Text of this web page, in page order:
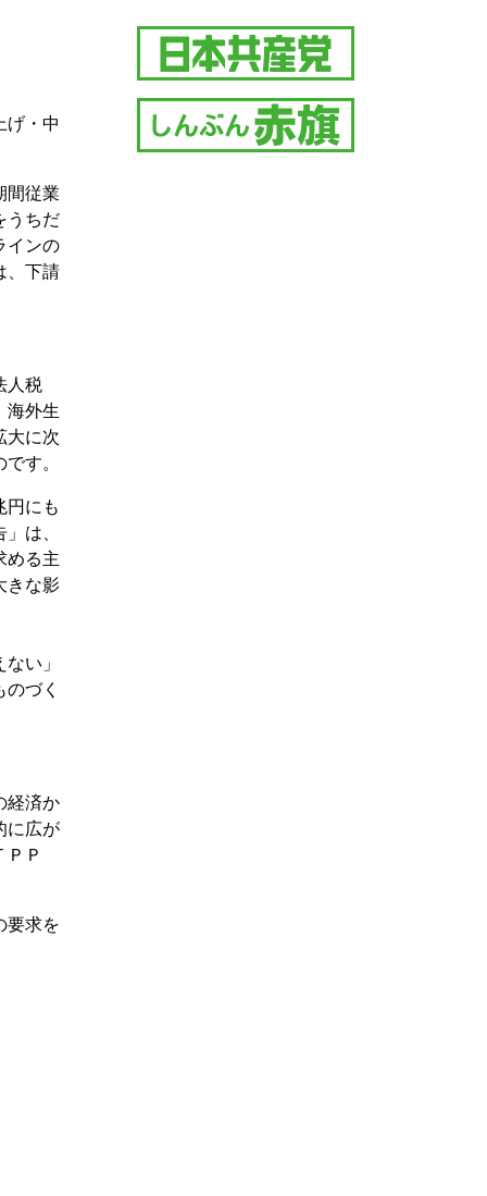
げ・中
間従業
うちだ
インの
、下請
人税
海外生
大に次
す。
円にも
は、
める主
きな影
い」
づく
経済か
に広が
Ｐ
要求を